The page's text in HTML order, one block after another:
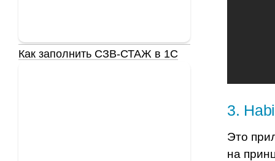
3.
Это
на
Как заполнить СЗВ-СТАЖ в 1С